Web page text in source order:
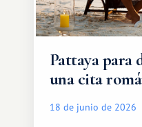
Pattaya para
una cita
18 de junio de 2026